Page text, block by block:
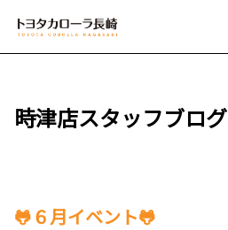
時津店スタッフブログ
🐸６月イベント🐸